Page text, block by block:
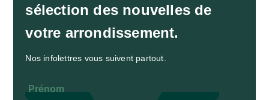
sélection des nouvelles de
votre arrondissement.
Nos infolettres vous suivent partout.